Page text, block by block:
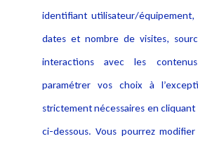
identifiant utilisateur/équipement,
dates et nombre de visites,
interactions avec les
paramétrer vos choix à
strictement nécessaires en cliquant
ci-dessous. Vous pourrez